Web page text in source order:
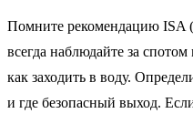
Помните рекомендацию ISA
всегда наблюдайте за
как заходить в воду.
и где безопасный выход.